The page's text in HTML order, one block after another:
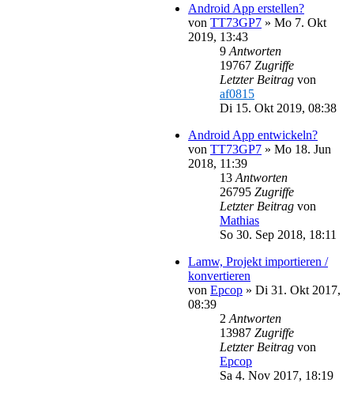
Android App erstellen?
von TT73GP7 » Mo 7. Okt
2019, 13:43
9 Antworten
19767 Zugriffe
Letzter Beitrag von
af0815
Di 15. Okt 2019, 08:38
Android App entwickeln?
von TT73GP7 » Mo 18. Jun
2018, 11:39
13 Antworten
26795 Zugriffe
Letzter Beitrag von
Mathias
So 30. Sep 2018, 18:11
Lamw, Projekt importieren /
konvertieren
von Epcop » Di 31. Okt 2017,
08:39
2 Antworten
13987 Zugriffe
Letzter Beitrag von
Epcop
Sa 4. Nov 2017, 18:19